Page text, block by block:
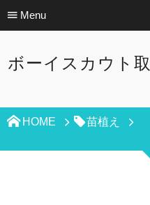
Menu
ボーイスカウト
HOME 苗植え